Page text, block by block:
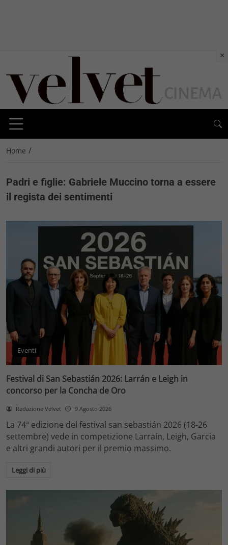
Home /
Padri e figlie: Gabriele Muccino torna a essere
il regista dei sentimenti
Eventi
Festival di San Sebastián 2026: Larrán e Leigh in
concorso per la Concha de Oro
Redazione Velvet 9 Agosto 2026
La 74ª edizione del festival san sebastián 2026 (18-26
settembre) vede in competizione Larraín, Leigh, Garcia
e altri grandi autori per il premio massimo.
Leggi di più
×